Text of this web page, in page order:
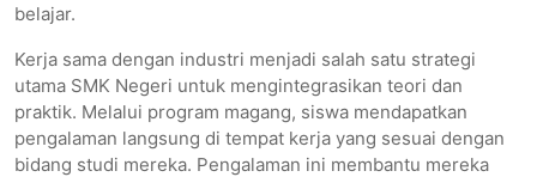
belajar.
Kerja sama dengan industri menjadi salah satu strategi
utama SMK Negeri untuk mengintegrasikan teori dan
praktik. Melalui program magang, siswa mendapatkan
pengalaman langsung di tempat kerja yang sesuai dengan
bidang studi mereka. Pengalaman ini membantu mereka